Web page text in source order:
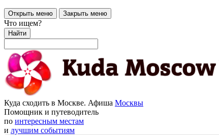
Открыть меню Закрыть меню
Что ищем?
Найти
Куда сходить в Москве. Афиша Москвы
Помощник и путеводитель
по интересным местам
и лучшим событиям